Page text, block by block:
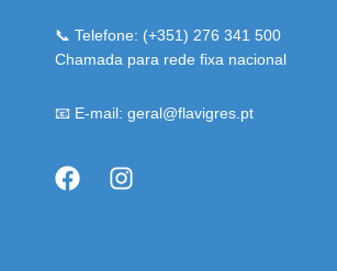
📞 Telefone: (+351) 276 341 500
Chamada para rede fixa nacional
📧 E-mail: geral@flavigres.pt